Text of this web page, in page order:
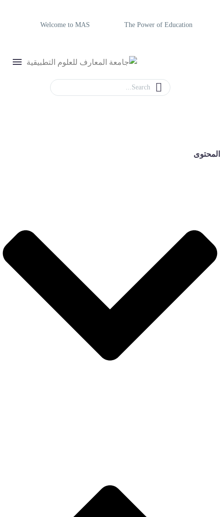
The Power of Education
Welcome to MAS